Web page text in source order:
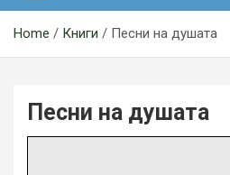
Home Книги Песни на душата
Песни на душата